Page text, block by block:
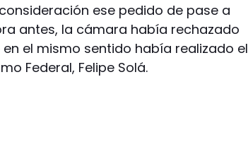
ese pedido de pase a
antes, la cámara había rechazado
en el mismo sentido había realizado el
Federal, Felipe Solá.